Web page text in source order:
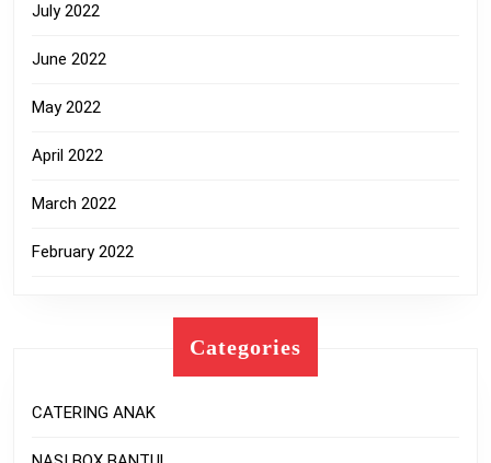
July 2022
June 2022
May 2022
April 2022
March 2022
February 2022
Categories
CATERING ANAK